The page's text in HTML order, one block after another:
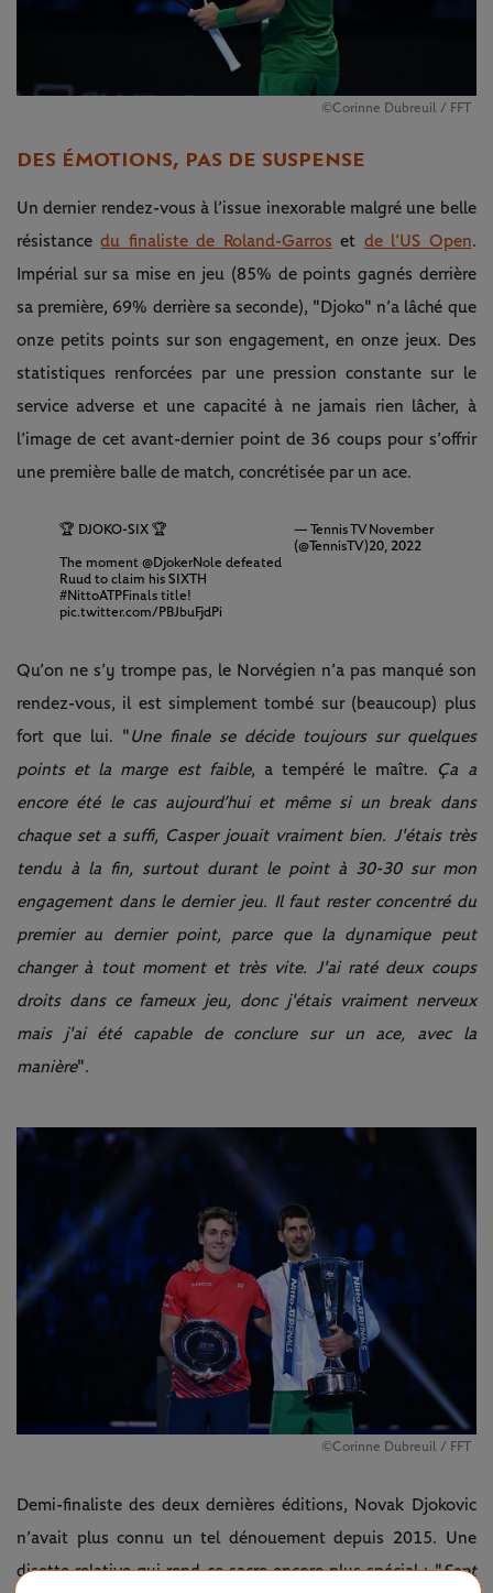
©Corinne Dubreuil / FFT
DES ÉMOTIONS, PAS DE SUSPENSE
Un dernier rendez-vous à l’issue inexorable malgré une belle
résistancedu finaliste de Roland-Garros et de l’US Open.
Impérial sur sa mise en jeu (85% de points gagnés derrière
sa première, 69% derrière sa seconde), "Djoko" n’a lâché que
onze petits points sur son engagement, en onze jeux. Des
statistiques renforcées par une pression constante sur le
service adverse et une capacité à ne jamais rien lâcher, à
l’image de cet avant-dernier point de 36 coups pour s’offrir
une première balle de match, concrétisée par un ace.
🏆 DJOKO-SIX 🏆
The moment @DjokerNole defeated
Ruud to claim his SIXTH
#NittoATPFinalstitle!
pic.twitter.com/PBJbuFjdPi
— Tennis TV
(@TennisTV)
November
20, 2022
Qu’on ne s’y trompe pas, le Norvégien n’a pas manqué son
rendez-vous, il est simplement tombé sur (beaucoup) plus
fort que lui. "Une finale se décide toujours sur quelques
points et la marge est faible, a tempéré le maître. Ça a
encore été le cas aujourd’hui et même si un break dans
chaque set a suffi, Casper jouait vraiment bien. J'étais très
tendu à la fin, surtout durant le point à 30-30 sur mon
engagement dans le dernier jeu. Il faut rester concentré du
premier au dernier point, parce que la dynamique peut
changer à tout moment et très vite. J'ai raté deux coups
droits dans ce fameux jeu, donc j'étais vraiment nerveux
mais j'ai été capable de conclure sur un ace, avec la
manière".
©Corinne Dubreuil / FFT
Demi-finaliste des deux dernières éditions, Novak Djokovic
n’avait plus connu un tel dénouement depuis 2015. Une
disette relative qui rend ce sacre encore plus spécial : "Sept